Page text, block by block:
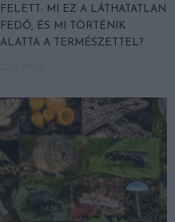
FELETT: MI EZ A LÁTHATATLAN
FEDŐ, ÉS MI TÖRTÉNIK
ALATTA A TERMÉSZETTEL?